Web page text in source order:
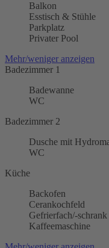
Balkon
Esstisch & Stühle
Parkplatz
Privater Pool
Mehr/weniger anzeigen
Badezimmer 1
Badewanne
WC
Badezimmer 2
Dusche mit
WC
Küche
Backofen
Cerankochfeld
Gefrierfach/-schrank
Kaffeemaschine